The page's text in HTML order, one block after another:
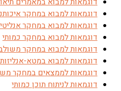
דוגמאות למבוא במחקר
דוגמאות למבוא במחקר
דוגמאות למבוא במחקר כמותי
דוגמאות למבוא במחקר
דוגמאות למבוא במטא-אנליזות
דוגמאות לממצאים במחקר
דוגמאות לניתוח תוכן כמותי